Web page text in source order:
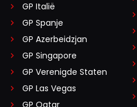
GP Italië
GP Spanje
GP Azerbeidzjan
GP Singapore
GP Verenigde Staten
GP Las Vegas